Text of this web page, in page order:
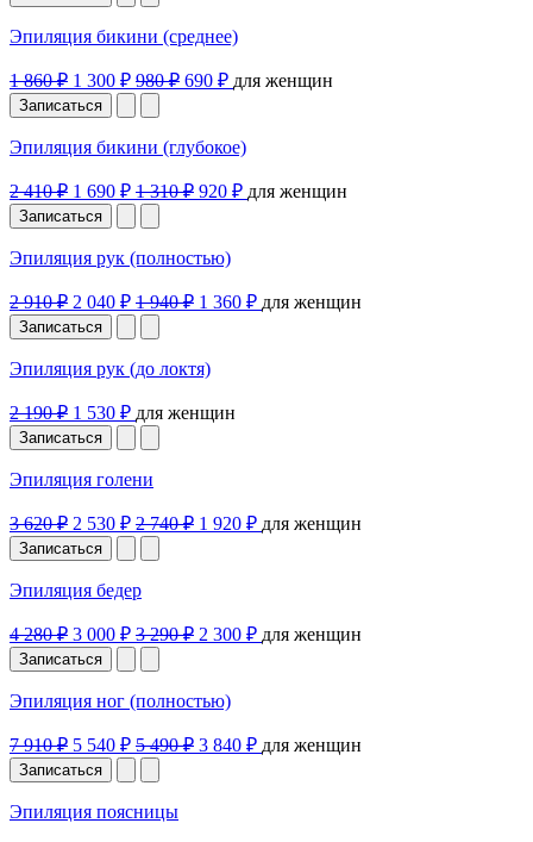
Эпиляция бикини (среднее)
1 860 ₽ 1 300 ₽ 980 ₽ 690 ₽ для женщин
Записаться
Эпиляция бикини (глубокое)
2 410 ₽ 1 690 ₽ 1 310 ₽ 920 ₽ для женщин
Записаться
Эпиляция рук (полностью)
2 910 ₽ 2 040 ₽ 1 940 ₽ 1 360 ₽ для женщин
Записаться
Эпиляция рук (до локтя)
2 190 ₽ 1 530 ₽ для женщин
Записаться
Эпиляция голени
3 620 ₽ 2 530 ₽ 2 740 ₽ 1 920 ₽ для женщин
Записаться
Эпиляция бедер
4 280 ₽ 3 000 ₽ 3 290 ₽ 2 300 ₽ для женщин
Записаться
Эпиляция ног (полностью)
7 910 ₽ 5 540 ₽ 5 490 ₽ 3 840 ₽ для женщин
Записаться
Эпиляция поясницы